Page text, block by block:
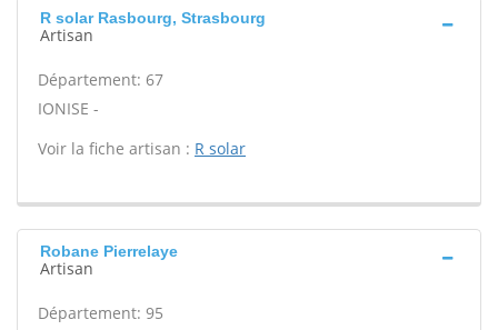
R solar Rasbourg, Strasbourg
Artisan
Département: 67
IONISE -
Voir la fiche artisan : R solar
Robane Pierrelaye
Artisan
Département: 95